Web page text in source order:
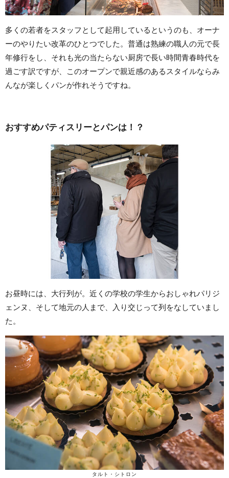
多くの若者をスタッフとして起用しているというのも、オーナ
ーのやりたい改革のひとつでした。普通は熟練の職人の元で長
年修行をし、それも光の当たらない厨房で長い時間青春時代を
過ごす訳ですが、このオープンで親近感のあるスタイルならみ
んなが楽しくパンが作れそうですね。
おすすめパティスリーとパンは！？
お昼時には、大行列が。近くの学校の学生からおしゃれパリジ
ェンヌ、そして地元の人まで、入り交じって列をなしていまし
た。
タルト・シトロン